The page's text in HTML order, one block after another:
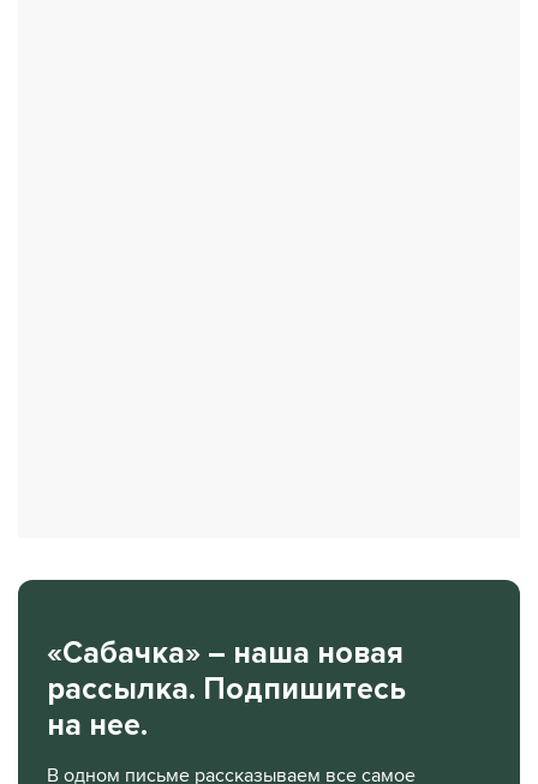
«Сабачка» – наша новая
рассылка. Подпишитесь
на нее.
В одном письме рассказываем все самое